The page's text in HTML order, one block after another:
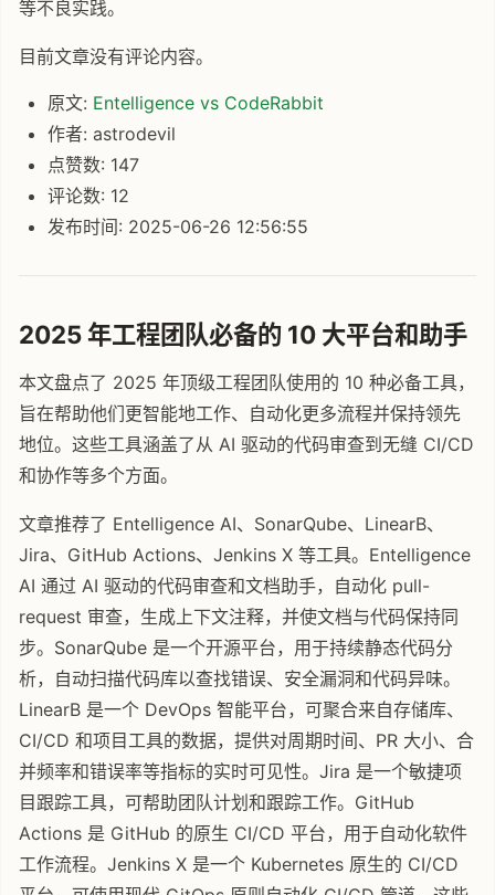
等不良实践。
目前文章没有评论内容。
原文: Entelligence vs CodeRabbit
作者: astrodevil
点赞数: 147
评论数: 12
发布时间: 2025-06-26 12:56:55
2025 年工程团队必备的 10 大平台和助手
本文盘点了 2025 年顶级工程团队使用的 10 种必备工具，
旨在帮助他们更智能地工作、自动化更多流程并保持领先
地位。这些工具涵盖了从 AI 驱动的代码审查到无缝 CI/CD
和协作等多个方面。
文章推荐了 Entelligence AI、SonarQube、LinearB、
Jira、GitHub Actions、Jenkins X 等工具。Entelligence
AI 通过 AI 驱动的代码审查和文档助手，自动化 pull-
request 审查，生成上下文注释，并使文档与代码保持同
步。SonarQube 是一个开源平台，用于持续静态代码分
析，自动扫描代码库以查找错误、安全漏洞和代码异味。
LinearB 是一个 DevOps 智能平台，可聚合来自存储库、
CI/CD 和项目工具的数据，提供对周期时间、PR 大小、合
并频率和错误率等指标的实时可见性。Jira 是一个敏捷项
目跟踪工具，可帮助团队计划和跟踪工作。GitHub
Actions 是 GitHub 的原生 CI/CD 平台，用于自动化软件
工作流程。Jenkins X 是一个 Kubernetes 原生的 CI/CD